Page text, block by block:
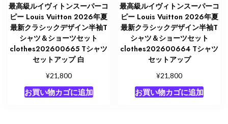
最高級ルイヴィトンスーパーコ
ピー Louis Vuitton 2026年夏
最新クラシックデザイン半袖T
シャツ＆ショーツセット
clothes202600665 Tシャツ
セットアップ 白
¥21,800
お買い物カゴに追加
最高級ルイヴィトンスーパーコ
ピー Louis Vuitton 2026年夏
最新クラシックデザイン半袖T
シャツ＆ショーツセット
clothes202600664 Tシャツ
セットアップ
¥21,800
お買い物カゴに追加